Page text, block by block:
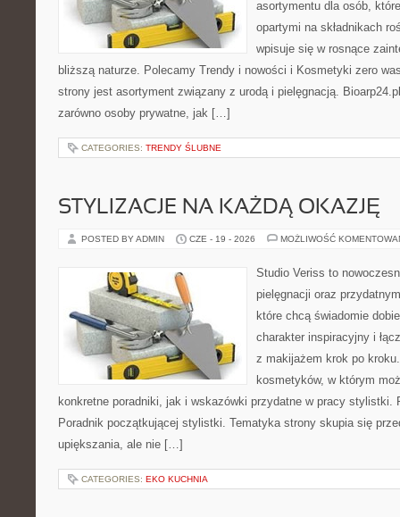
asortymentu dla osób,
opartymi na składnikach
wpisuje się w rosnące
bliższą naturze. Polecamy Trendy i nowości i Kosmetyki zero
strony jest asortyment związany z urodą i pielęgnacją.
zarówno osoby prywatne, jak […]
CATEGORIES: TRENDY ŚLUBNE
STYLIZACJE NA KAŻDĄ OKAZJĘ
POSTED BY ADMIN CZE - 19 - 2026 MOŻLIWOŚĆ
Studio Veriss to
pielęgnacji oraz
które chcą świadomie
charakter inspiracyjny i
z makijażem krok po
kosmetyków, w którym
konkretne poradniki, jak i wskazówki przydatne w pracy stylistki.
Poradnik początkującej stylistki. Tematyka strony skupia się
upiększania, ale nie […]
CATEGORIES: EKO KUCHNIA